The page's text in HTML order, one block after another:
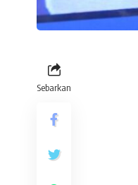
Sebarkan